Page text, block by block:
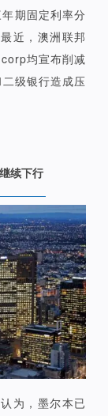
期固定利率分
近，澳洲联邦
均宣布削减
级银行造成压
续下行
为，墨尔本已